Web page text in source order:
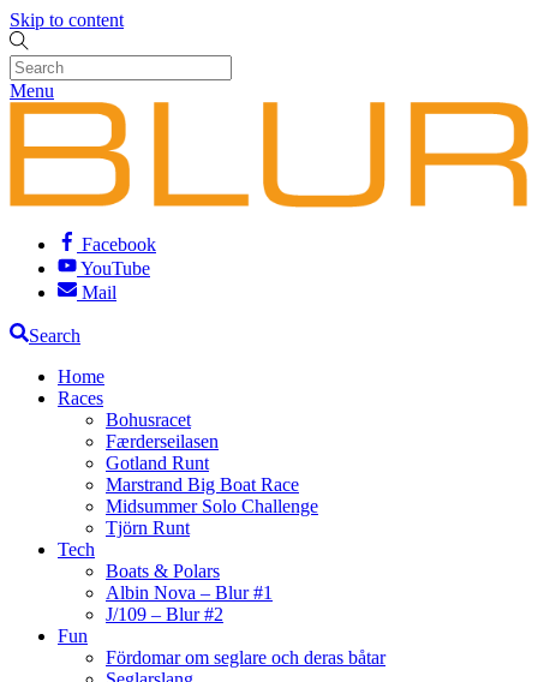
Skip to content
Menu
Facebook
YouTube
Mail
Search
Home
Races
Bohusracet
Færderseilasen
Gotland Runt
Marstrand Big Boat Race
Midsummer Solo Challenge
Tjörn Runt
Tech
Boats & Polars
Albin Nova – Blur #1
J/109 – Blur #2
Fun
Fördomar om seglare och deras båtar